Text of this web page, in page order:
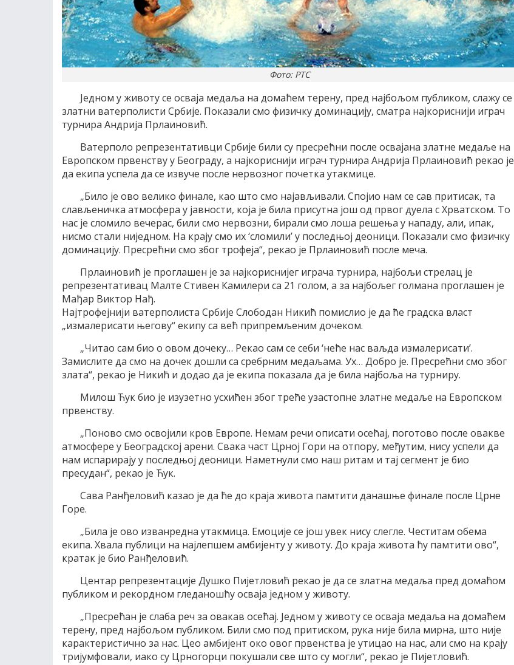
Фото: РТС
Једном у животу се осваја медаља на домаћем терену, пред најбољом публиком, слажу се
златни ватерполисти Србије. Показали смо физичку доминацију, сматра најкориснији играч
турнира Андрија Прлаиновић.
Ватерполо репрезентативци Србије били су пресрећни после освајана златне медаље на
Европском првенству у Београду, а најкориснији играч турнира Андрија Прлаиновић рекао је
да екипа успела да се извуче после нервозног почетка утакмице.
„Било је ово велико финале, као што смо најављивали. Спојио нам се сав притисак, та
слављеничка атмосфера у јавности, која је била присутна још од првог дуела с Хрватском. То
нас је сломило вечерас, били смо нервозни, бирали смо лоша решења у нападу, али, ипак,
нисмо стали ниједном. На крају смо их ‘сломили’ у последњој деоници. Показали смо физичку
доминацију. Пресрећни смо због трофеја“, рекао је Прлаиновић после меча.
Прлаиновић је проглашен је за најкориснијег играча турнира, најбољи стрелац је
репрезентативац Малте Стивен Камилери са 21 голом, а за најбољег голмана проглашен је
Мађар Виктор Нађ.
Најтрофејнији ватерполиста Србије Слободан Никић помислио је да ће градска власт
„измалерисати његову“ екипу са већ припремљеним дочеком.
„Читао сам био о овом дочеку… Рекао сам се себи ‘неће нас ваљда измалерисати’.
Замислите да смо на дочек дошли са сребрним медаљама. Ух… Добро је. Пресрећни смо због
злата“, рекао је Никић и додао да је екипа показала да је била најбоља на турниру.
Милош Ћук био је изузетно усхићен због треће узастопне златне медаље на Европском
првенству.
„Поново смо освојили кров Европе. Немам речи описати осећај, поготово после овакве
атмосфере у Београдској арени. Свака част Црној Гори на отпору, међутим, нису успели да
нам испарирају у последњој деоници. Наметнули смо наш ритам и тај сегмент је био
пресудан“, рекао је Ћук.
Сава Ранђеловић казао је да ће до краја живота памтити данашње финале после Црне
Горе.
„Била је ово изванредна утакмица. Емоције се још увек нису слегле. Честитам обема
екипа. Хвала публици на најлепшем амбијенту у животу. До краја живота ћу памтити ово“,
кратак је био Ранђеловић.
Центар репрезентације Душко Пијетловић рекао је да се златна медаља пред домаћом
публиком и рекордном гледаношћу осваја једном у животу.
„Пресрећан је слаба реч за овакав осећај. Једном у животу се осваја медаља на домаћем
терену, пред најбољом публиком. Били смо под притиском, рука није била мирна, што није
карактеристично за нас. Цео амбијент око овог првенства је утицао на нас, али смо на крају
тријумфовали, иако су Црногорци покушали све што су могли“, рекао је Пијетловић.